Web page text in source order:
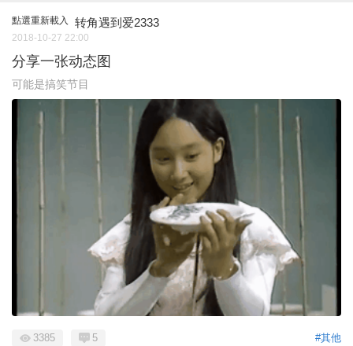
點選重新載入 转角遇到爱2333
2018-10-27 22:00
分享一张动态图
可能是搞笑节目
#其他
3385 5